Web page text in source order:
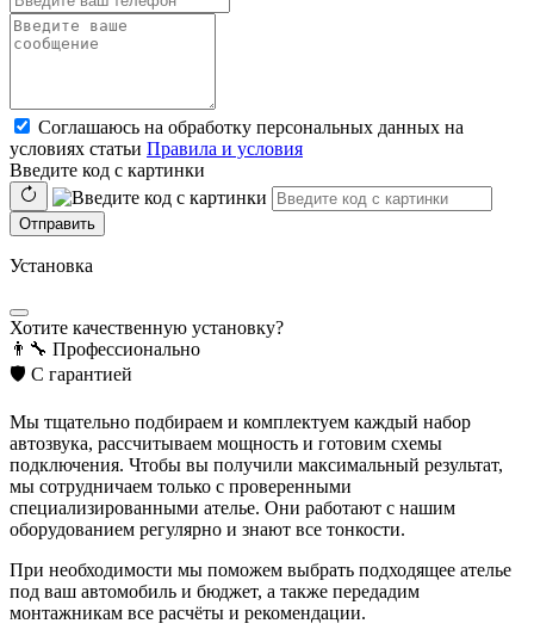
Соглашаюсь на обработку персональных данных на
условиях статьи Правила и условия
Введите код с картинки
Отправить
Установка
Хотите качественную установку?
👨‍🔧 Профессионально
🛡️ С гарантией
Мы тщательно подбираем и комплектуем каждый набор
автозвука, рассчитываем мощность и готовим схемы
подключения. Чтобы вы получили максимальный результат,
мы сотрудничаем только с проверенными
специализированными ателье. Они работают с нашим
оборудованием регулярно и знают все тонкости.
При необходимости мы поможем выбрать подходящее ателье
под ваш автомобиль и бюджет, а также передадим
монтажникам все расчёты и рекомендации.